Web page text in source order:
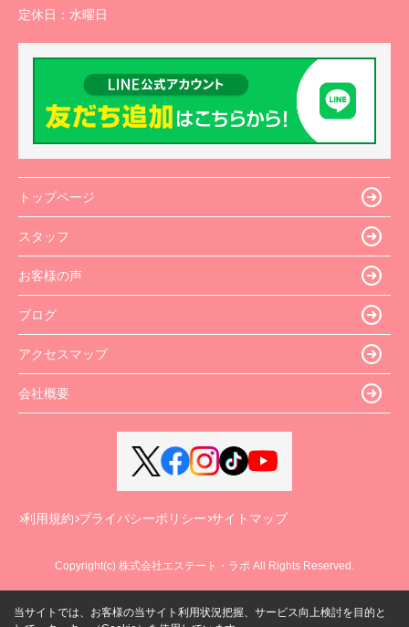
定休日： 水曜日
トップページ
スタッフ
お客様の声
ブログ
アクセスマップ
会社概要
利用規約 プライバシーポリシー サイトマップ
Copyright(c) 株式会社エステート・ラボ All Rights Reserved.
当サイトでは、お客様の当サイト利用状況把握、サービス向上検討を目的と